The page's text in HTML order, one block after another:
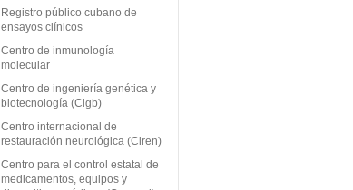
Registro público cubano de
ensayos clínicos
Centro de inmunología
molecular
Centro de ingeniería genética y
biotecnología (Cigb)
Centro internacional de
restauración neurológica (Ciren)
Centro para el control estatal de
medicamentos, equipos y